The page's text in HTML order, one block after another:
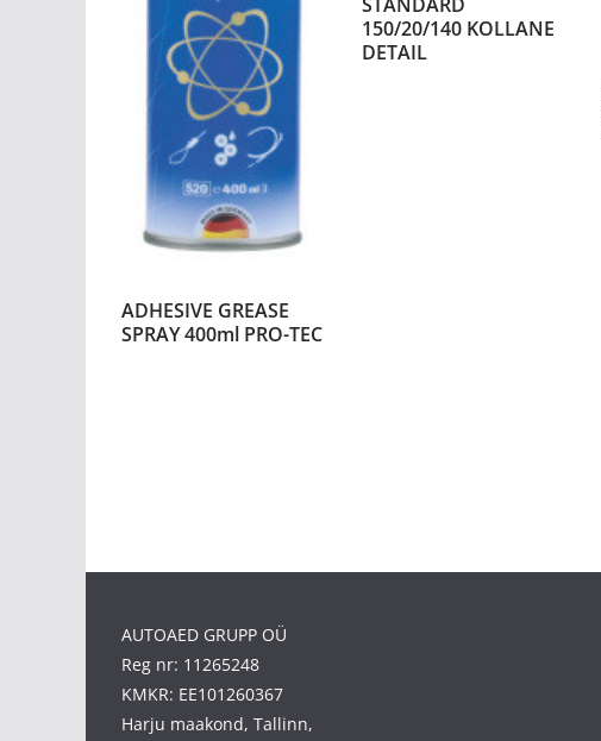
ADHESIVE GREASE
SPRAY 400ml PRO-TEC
150/20/140 KOLLANE
DETAIL
AUTOAED GRUPP OÜ
Reg nr: 11265248
KMKR: EE101260367
Harju maakond, Tallinn,